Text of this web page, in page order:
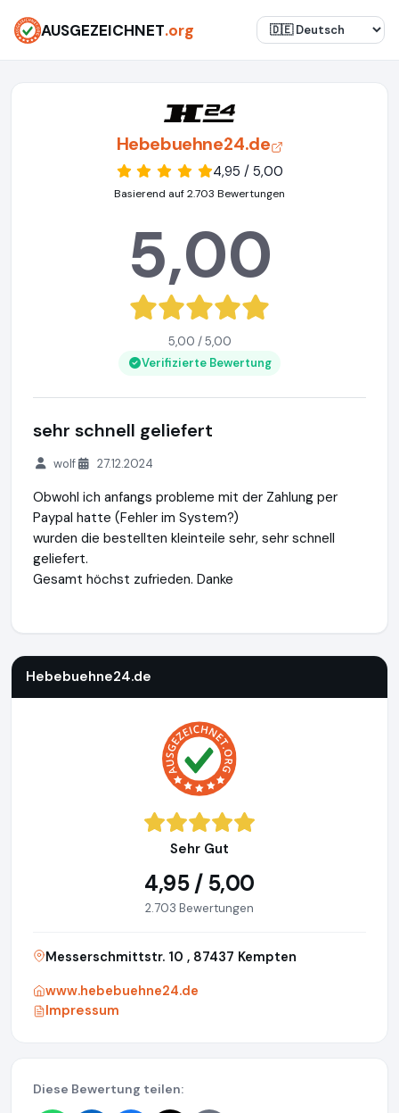
AUSGEZEICHNET.org
Hebebuehne24.de
4,95 / 5,00
Basierend auf 2.703 Bewertungen
5,00
5,00 / 5,00
Verifizierte Bewertung
sehr schnell geliefert
wolf 27.12.2024
Obwohl ich anfangs probleme mit der Zahlung per
Paypal hatte (Fehler im System?)
wurden die bestellten kleinteile sehr, sehr schnell
geliefert.
Gesamt höchst zufrieden. Danke
Hebebuehne24.de
Sehr Gut
4,95 / 5,00
2.703 Bewertungen
Messerschmittstr. 10 , 87437 Kempten
www.hebebuehne24.de
Impressum
Diese Bewertung teilen: